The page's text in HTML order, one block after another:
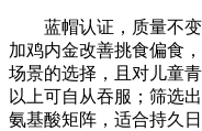
蓝帽认证，质量不变
加鸡内金改善挑食偏食
场景的选择，且对儿童
以上可自从吞服；筛选
氨基酸矩阵，适合持久